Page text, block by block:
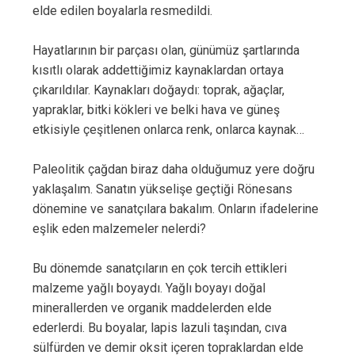
elde edilen boyalarla resmedildi.
Hayatlarının bir parçası olan, günümüz şartlarında
kısıtlı olarak addettiğimiz kaynaklardan ortaya
çıkarıldılar. Kaynakları doğaydı: toprak, ağaçlar,
yapraklar, bitki kökleri ve belki hava ve güneş
etkisiyle çeşitlenen onlarca renk, onlarca kaynak…
Paleolitik çağdan biraz daha olduğumuz yere doğru
yaklaşalım. Sanatın yükselişe geçtiği Rönesans
dönemine ve sanatçılara bakalım. Onların ifadelerine
eşlik eden malzemeler nelerdi?
Bu dönemde sanatçıların en çok tercih ettikleri
malzeme yağlı boyaydı. Yağlı boyayı doğal
minerallerden ve organik maddelerden elde
ederlerdi. Bu boyalar, lapis lazuli taşından, cıva
sülfürden ve demir oksit içeren topraklardan elde